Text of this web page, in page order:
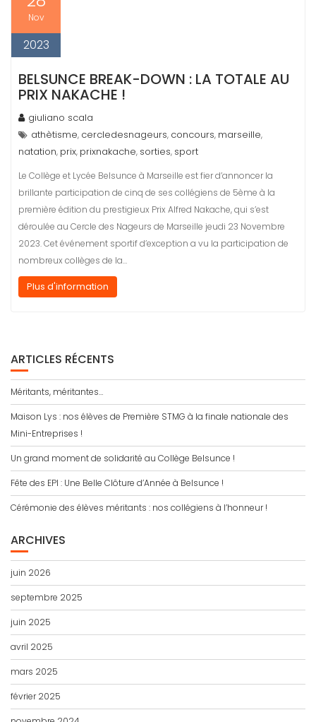
Nov
2023
BELSUNCE BREAK-DOWN : LA TOTALE AU
PRIX NAKACHE !
giuliano scala
athètisme, cercledesnageurs, concours, marseille,
natation, prix, prixnakache, sorties, sport
Le Collège et Lycée Belsunce à Marseille est fier d’annoncer la
brillante participation de cinq de ses collégiens de 5ème à la
première édition du prestigieux Prix Alfred Nakache, qui s’est
déroulée au Cercle des Nageurs de Marseille jeudi 23 Novembre
2023. Cet événement sportif d’exception a vu la participation de
nombreux collèges de la…
Plus d'information
ARTICLES RÉCENTS
Méritants, méritantes…
Maison Lys : nos élèves de Première STMG à la finale nationale des
Mini-Entreprises !
Un grand moment de solidarité au Collège Belsunce !
Fête des EPI : Une Belle Clôture d’Année à Belsunce !
Cérémonie des élèves méritants : nos collégiens à l’honneur !
ARCHIVES
juin 2026
septembre 2025
juin 2025
avril 2025
mars 2025
février 2025